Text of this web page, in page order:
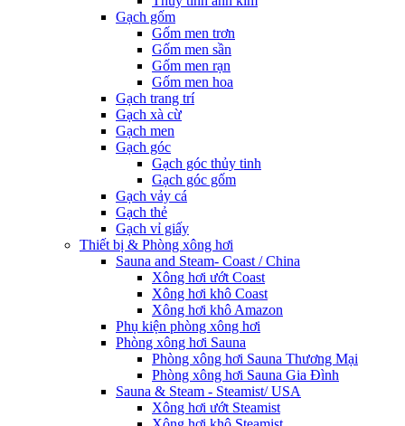
Gạch gốm
Gốm men trơn
Gốm men sần
Gốm men rạn
Gốm men hoa
Gạch trang trí
Gạch xà cừ
Gạch men
Gạch góc
Gạch góc thủy tinh
Gạch góc gốm
Gạch vảy cá
Gạch thẻ
Gạch vỉ giấy
Thiết bị & Phòng xông hơi
Sauna and Steam- Coast / China
Xông hơi ướt Coast
Xông hơi khô Coast
Xông hơi khô Amazon
Phụ kiện phòng xông hơi
Phòng xông hơi Sauna
Phòng xông hơi Sauna Thương Mại
Phòng xông hơi Sauna Gia Đình
Sauna & Steam - Steamist/ USA
Xông hơi ướt Steamist